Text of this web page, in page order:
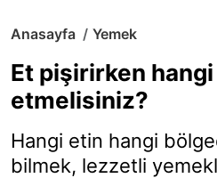
Anasayfa Yemek
Et pişirirken
etmelisiniz?
Hangi etin hangi
bilmek, lezzetli